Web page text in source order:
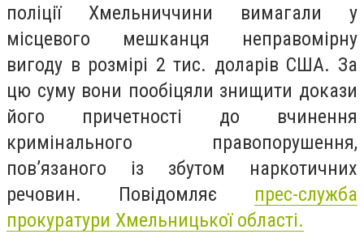
поліції Хмельниччини вимагали у
місцевого мешканця неправомірну
вигоду в розмірі 2 тис. доларів США. За
цю суму вони пообіцяли знищити докази
його причетності до вчинення
кримінального правопорушення,
пов’язаного із збутом наркотичних
речовин. Повідомляє прес-служба
прокуратури Хмельницької області.